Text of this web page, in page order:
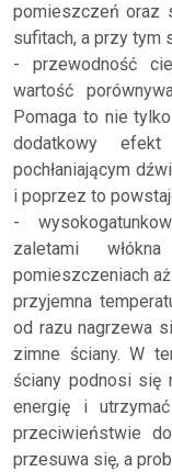
pomieszczeń oraz
sufitach, a przy tym
- przewodność
wartość
Pomaga to nie
dodatkowy
pochłaniającym
i poprzez to
-
zaletami
pomieszczeniach
przyjemna
od razu nagrzewa
zimne ściany. W
ściany podnosi się
energię i
przeciwieństwie
przesuwa się, a